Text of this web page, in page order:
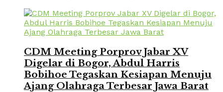
CDM Meeting Porprov Jabar XV
Digelar di Bogor, Abdul Harris
Bobihoe Tegaskan Kesiapan Menuju
Ajang Olahraga Terbesar Jawa Barat